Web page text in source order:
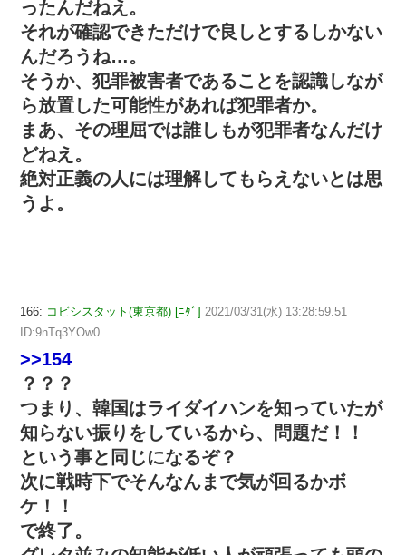
ったんだねえ。
それが確認できただけで良しとするしかない
んだろうね…。
そうか、犯罪被害者であることを認識しなが
ら放置した可能性があれば犯罪者か。
まあ、その理屈では誰しもが犯罪者なんだけ
どねえ。
絶対正義の人には理解してもらえないとは思
うよ。
166: コビシスタット(東京都) [ﾆﾀﾞ] 2021/03/31(水) 13:28:59.51
ID:9nTq3YOw0
>>154
？？？
つまり、韓国はライダイハンを知っていたが
知らない振りをしているから、問題だ！！
という事と同じになるぞ？
次に戦時下でそんなんまで気が回るかボ
ケ！！
で終了。